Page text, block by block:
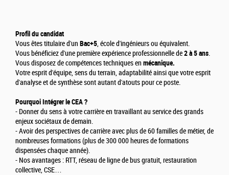
Profil du candidat
Vous êtes titulaire d'un Bac+5, école d'ingénieurs ou équivalent.
Vous bénéficiez d'une première expérience professionnelle de2 à 5 ans.
Vous disposez de compétences techniques en mécanique.
Votre esprit d'équipe, sens du terrain, adaptabilité ainsi que votre esprit
d'analyse et de synthèse sont autant d'atouts pour ce poste.
Pourquoi Intégrer le CEA ?
- Donner du sens à votre carrière en travaillant au service des grands
enjeux sociétaux de demain.
- Avoir des perspectives de carrière avec plus de 60 familles de métier, de
nombreuses formations (plus de 300 000 heures de formations
dispensées chaque année).
- Nos avantages : RTT, réseau de ligne de bus gratuit, restauration
collective, CSE…